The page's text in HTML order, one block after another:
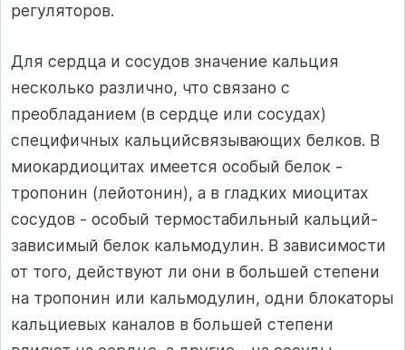
регуляторов.
Для сердца и сосудов значение кальция
несколько различно, что связано с
преобладанием (в сердце или сосудах)
специфичных кальцийсвязывающих белков. В
миокардиоцитах имеется особый белок -
тропонин (лейотонин), а в гладких миоцитах
сосудов - особый термостабильный кальций-
зависимый белок кальмодулин. В зависимости
от того, действуют ли они в большей степени
на тропонин или кальмодулин, одни блокаторы
кальциевых каналов в большей степени